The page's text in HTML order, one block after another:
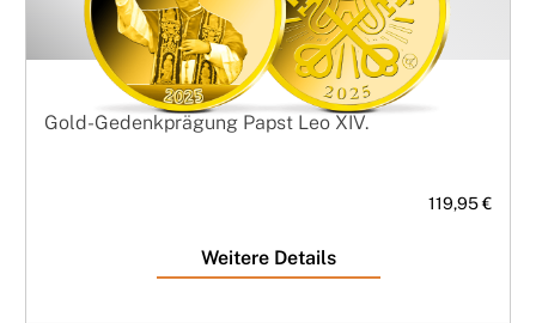
Gold-Gedenkprägung Papst Leo XIV.
119,95 €
Weitere Details